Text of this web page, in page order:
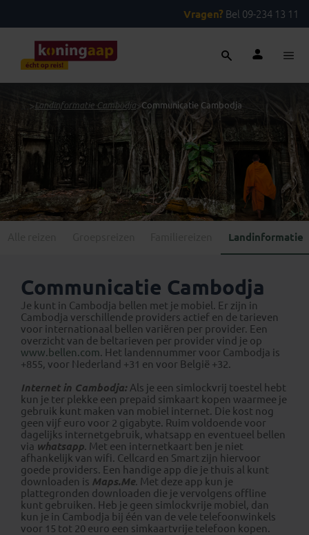
Vragen? Bel 09-234 13 11
> Landinformatie Cambodja>Communicatie Cambodja
Landinformatie
Communicatie Cambodja
Je kunt in Cambodja bellen met je mobiel. Er zijn in
Cambodja verschillende providers actief en de tarieven
voor internationaal bellen variëren per provider. Een
overzicht van de beltarieven per provider vind je op
www.bellen.com. Het landennummer voor Cambodja is
+855, voor Nederland +31 en voor België +32.
Internet in Cambodja: Als je een simlockvrij toestel hebt
kun je ter plekke een prepaid simkaart kopen waarmee je
gebruik kunt maken van mobiel internet. Die kost nog
geen vijf euro voor 2 gigabyte. Ruim voldoende voor
dagelijks internetgebruik, whatsapp en eventueel bellen
via whatsapp. Met een internetkaart ben je niet
afhankelijk van wifi. Cellcard en Smart zijn hiervoor
goede providers. Een handige app die je thuis al kunt
downloaden is Maps.Me. Met deze app kun je
plattegronden downloaden die je vervolgens offline
kunt gebruiken. Heb je geen simlockvrije mobiel, dan
kun je in Cambodja bij één van de vele telefoonwinkels
voor 15 tot 20 euro een simkaartvrije telefoon kopen.